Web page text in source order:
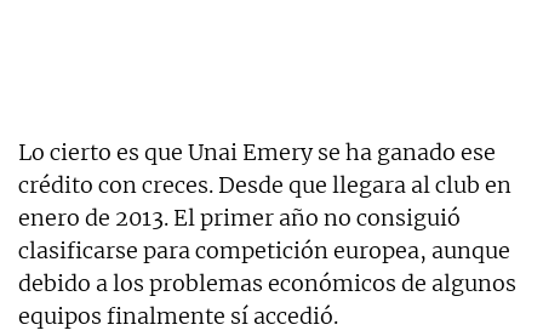
Lo cierto es que Unai Emery se ha ganado ese
crédito con creces. Desde que llegara al club en
enero de 2013. El primer año no consiguió
clasificarse para competición europea, aunque
debido a los problemas económicos de algunos
equipos finalmente sí accedió.